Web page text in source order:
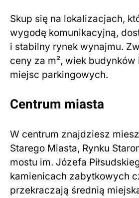
Skup się na lokalizacjach,
wygodę komunikacyjną,
i stabilny rynek wynajmu.
ceny za m², wiek budynków
miejsc parkingowych.
Centrum miasta
W centrum znajdziesz
Starego Miasta, Rynku
mostu im. Józefa
kamienicach zabytkowych
przekraczają średnią